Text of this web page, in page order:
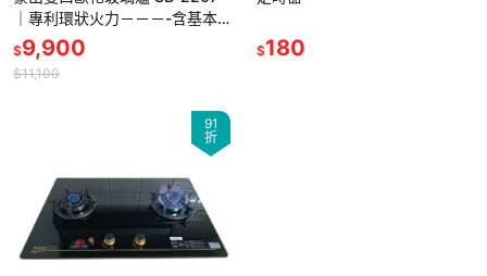
｜專利環狀火力－－－-含基本
標準安裝
$9,900
$11,100
$180
91
折